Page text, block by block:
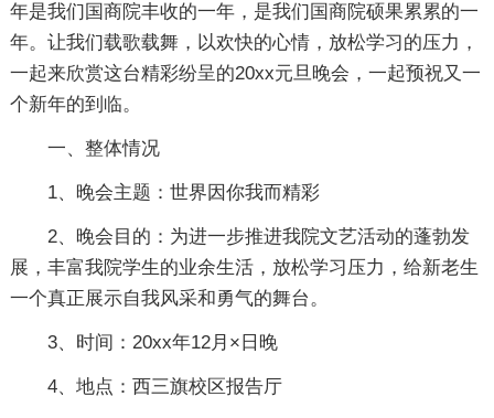
年是我们国商院丰收的一年，是我们国商院硕果累累的一
年。让我们载歌载舞，以欢快的心情，放松学习的压力，
一起来欣赏这台精彩纷呈的20xx元旦晚会，一起预祝又一
个新年的到临。
一、整体情况
1、晚会主题：世界因你我而精彩
2、晚会目的：为进一步推进我院文艺活动的蓬勃发
展，丰富我院学生的业余生活，放松学习压力，给新老生
一个真正展示自我风采和勇气的舞台。
3、时间：20xx年12月×日晚
4、地点：西三旗校区报告厅